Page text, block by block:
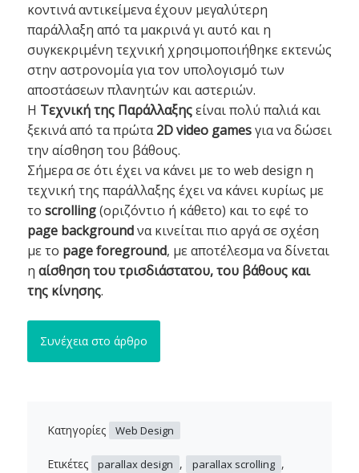
κοντινά αντικείμενα έχουν μεγαλύτερη
παράλλαξη από τα μακρινά γι αυτό και η
συγκεκριμένη τεχνική χρησιμοποιήθηκε εκτενώς
στην αστρονομία για τον υπολογισμό των
αποστάσεων πλανητών και αστεριών.
Η Τεχνική της Παράλλαξηςείναι πολύ παλιά και
ξεκινά από τα πρώτα2D video gamesγια να δώσει
την αίσθηση του βάθους.
Σήμερα σε ότι έχει να κάνει με το web design η
τεχνική της παράλλαξης έχει να κάνει κυρίως με
το scrolling(οριζόντιο ή κάθετο) και το εφέ το
page backgroundνα κινείται πιο αργά σε σχέση
με το page foreground, με αποτέλεσμα να δίνεται
η αίσθηση του τρισδιάστατου, του βάθους και
της κίνησης.
Συνέχεια στο άρθρο
Κατηγορίες Web Design
Ετικέτες parallax design , parallax scrolling ,